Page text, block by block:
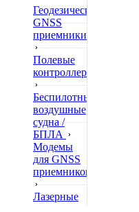
Геодезические
GNSS
приемники
Полевые
контроллеры
Беспилотные
воздушные
судна /
БПЛА
Модемы
для GNSS
приемников
Лазерные